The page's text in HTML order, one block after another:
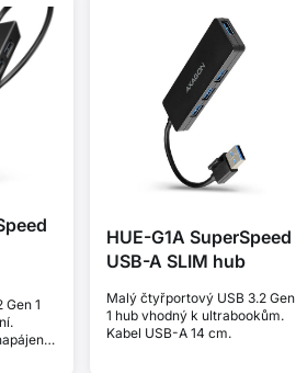
1
HUE-G1A SuperSpeed
USB-A SLIM hub
Malý čtyřportový USB 3.2 Gen
1 hub vhodný k ultrabookům.
Kabel USB-A 14 cm.